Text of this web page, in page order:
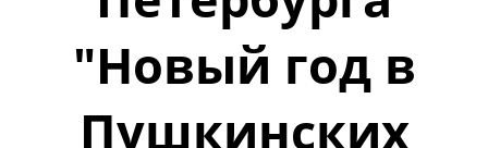
"Новый год в
Пушкинских